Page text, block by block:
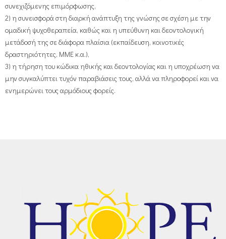
συνεχιζόμενης επιμόρφωσης,
2) η συνεισφορά στη διαρκή ανάπτυξη της γνώσης σε σχέση με την
ομαδική ψυχοθεραπεία, καθώς και η υπεύθυνη και δεοντολογική
μετάδοσή της σε διάφορα πλαίσια (εκπαίδευση, κοινοτικές
δραστηριότητες, ΜΜΕ κ.α.),
3) η τήρηση του κώδικα ηθικής και δεοντολογίας και η υποχρέωση να
μην συγκαλύπτει τυχόν παραβιάσεις τους, αλλά να πληροφορεί και να
ενημερώνει τους αρμόδιους φορείς.